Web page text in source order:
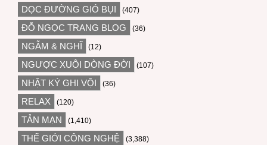
DỌC ĐƯỜNG GIÓ BỤI (407)
ĐỖ NGỌC TRANG BLOG (36)
NGẪM & NGHĨ (12)
NGƯỢC XUÔI DÒNG ĐỜI (107)
NHẬT KÝ GHI VỘI (36)
RELAX (120)
TẢN MẠN (1,410)
THẾ GIỚI CÔNG NGHỆ (3,388)